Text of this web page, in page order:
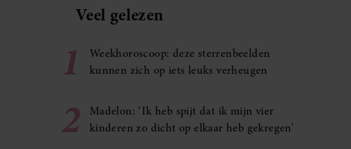
Veel gelezen
1
Weekhoroscoop: deze sterrenbeelden
kunnen zich op iets leuks verheugen
2
Madelon: ‘Ik heb spijt dat ik mijn vier
kinderen zo dicht op elkaar heb gekregen’